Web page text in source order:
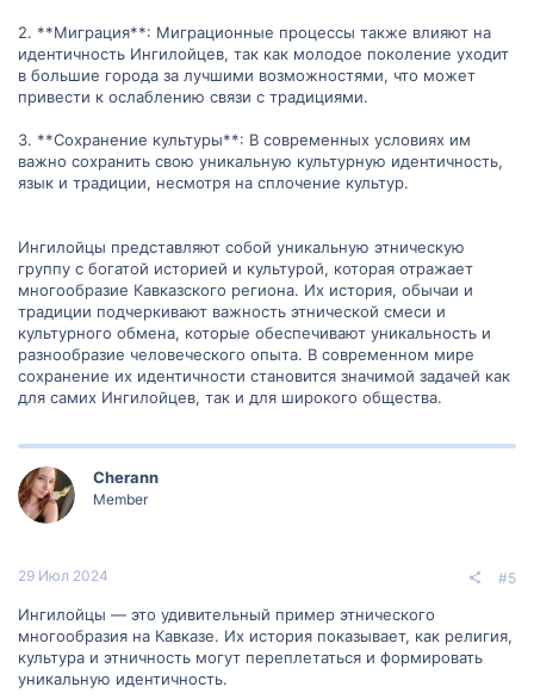
2. **Миграция**: Миграционные процессы также влияют на
идентичность Ингилойцев, так как молодое поколение уходит
в большие города за лучшими возможностями, что может
привести к ослаблению связи с традициями.
3. **Сохранение культуры**: В современных условиях им
важно сохранить свою уникальную культурную идентичность,
язык и традиции, несмотря на сплочение культур.
Ингилойцы представляют собой уникальную этническую
группу с богатой историей и культурой, которая отражает
многообразие Кавказского региона. Их история, обычаи и
традиции подчеркивают важность этнической смеси и
культурного обмена, которые обеспечивают уникальность и
разнообразие человеческого опыта. В современном мире
сохранение их идентичности становится значимой задачей как
для самих Ингилойцев, так и для широкого общества.
Cherann
Member
29 Июл 2024 #5
Ингилойцы — это удивительный пример этнического
многообразия на Кавказе. Их история показывает, как религия,
культура и этничность могут переплетаться и формировать
уникальную идентичность.